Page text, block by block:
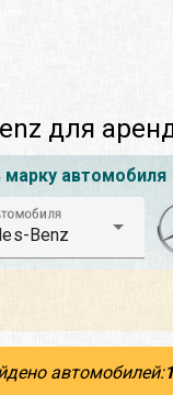
для
автомобиля
Benz
автомобилей:1